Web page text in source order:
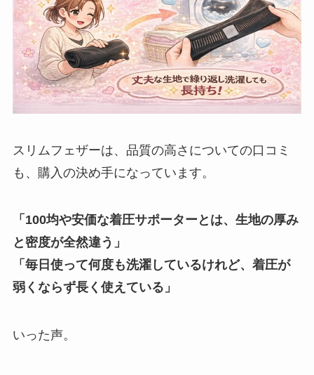
スリムフェザーは、品質の高さについての口コミ
も、購入の決め手になっています。
「100均や安価な着圧サポーターとは、生地の厚み
と密度が全然違う」
「毎日使って何度も洗濯しているけれど、着圧が
弱くならず長く使えている」
いった声。